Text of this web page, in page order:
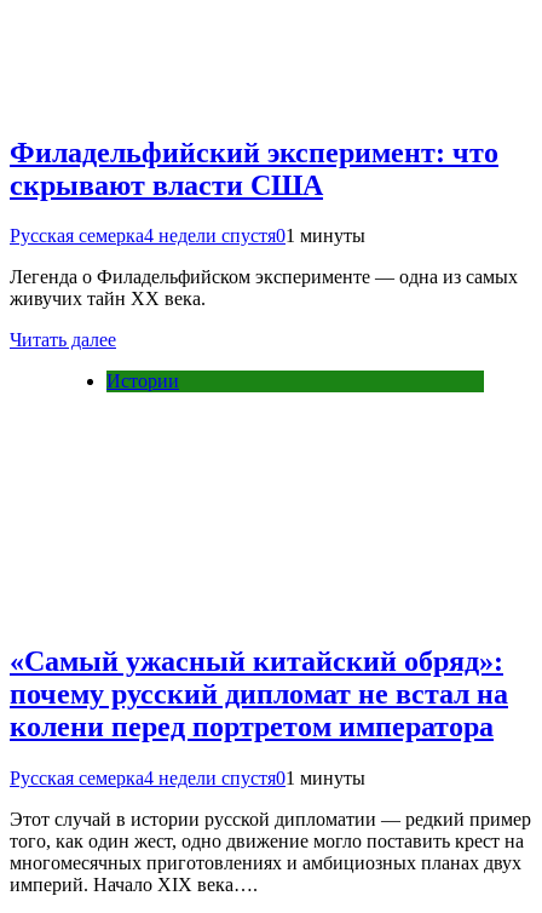
Филадельфийский эксперимент: что
скрывают власти США
Русская семерка4 недели спустя01 минуты
Легенда о Филадельфийском эксперименте — одна из самых
живучих тайн XX века.
Читать далее
Истории
«Самый ужасный китайский обряд»:
почему русский дипломат не встал на
колени перед портретом императора
Русская семерка4 недели спустя01 минуты
Этот случай в истории русской дипломатии — редкий пример
того, как один жест, одно движение могло поставить крест на
многомесячных приготовлениях и амбициозных планах двух
империй. Начало XIX века….